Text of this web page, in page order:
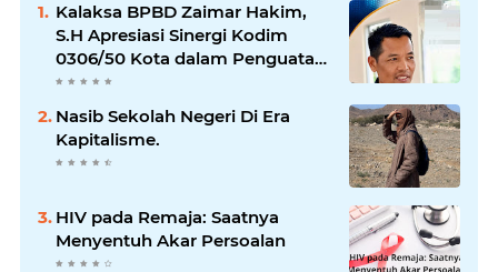
Kalaksa BPBD Zaimar Hakim,
S.H Apresiasi Sinergi Kodim
0306/50 Kota dalam Penguatan
Mitigasi dan Penanganan
Bencana
Nasib Sekolah Negeri Di Era
Kapitalisme.
HIV pada Remaja: Saatnya
Menyentuh Akar Persoalan